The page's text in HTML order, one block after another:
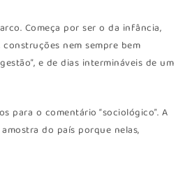
Começa por ser o da infância,
nem sempre bem
e de dias intermináveis de um
para o comentário “sociológico”. A
do país porque nelas,